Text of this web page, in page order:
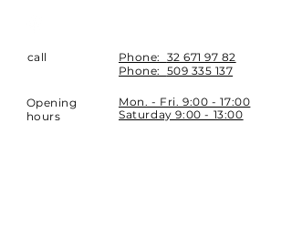
call Phone: 32 671 97 82
Phone: 509 335 137
Opening
hours
Mon. - Fri. 9:00 - 17:00
Saturday 9:00 - 13:00